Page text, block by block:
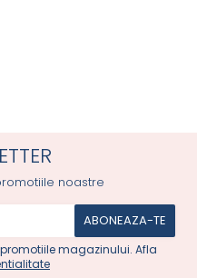
noastre
magazinului. Afla